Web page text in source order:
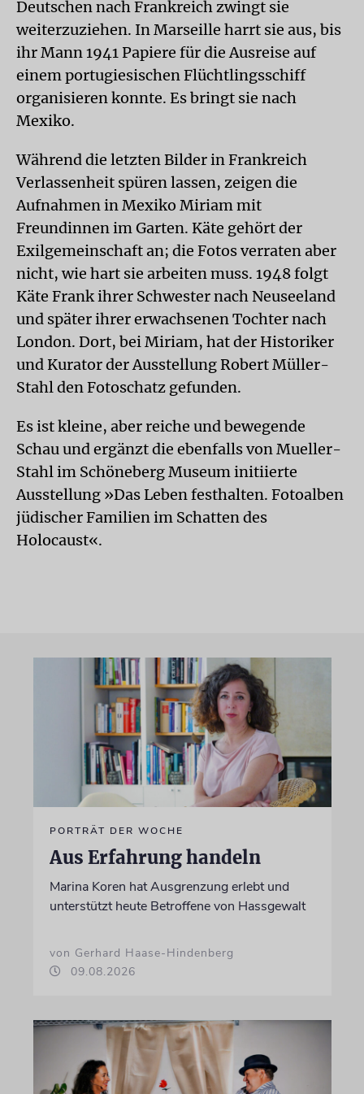
Deutschen nach Frankreich zwingt sie
weiterzuziehen. In Marseille harrt sie aus, bis
ihr Mann 1941 Papiere für die Ausreise auf
einem portugiesischen Flüchtlingsschiff
organisieren konnte. Es bringt sie nach
Mexiko.
Während die letzten Bilder in Frankreich
Verlassenheit spüren lassen, zeigen die
Aufnahmen in Mexiko Miriam mit
Freundinnen im Garten. Käte gehört der
Exilgemeinschaft an; die Fotos verraten aber
nicht, wie hart sie arbeiten muss. 1948 folgt
Käte Frank ihrer Schwester nach Neuseeland
und später ihrer erwachsenen Tochter nach
London. Dort, bei Miriam, hat der Historiker
und Kurator der Ausstellung Robert Müller-
Stahl den Fotoschatz gefunden.
Es ist kleine, aber reiche und bewegende
Schau und ergänzt die ebenfalls von Mueller-
Stahl im Schöneberg Museum initiierte
Ausstellung »Das Leben festhalten. Fotoalben
jüdischer Familien im Schatten des
Holocaust«.
PORTRÄT DER WOCHE
Aus Erfahrung handeln
Marina Koren hat Ausgrenzung erlebt und
unterstützt heute Betroffene von Hassgewalt
von Gerhard Haase-Hindenberg
09.08.2026